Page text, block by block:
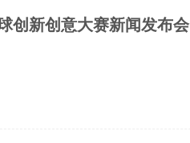
创新创意大赛新闻发布会